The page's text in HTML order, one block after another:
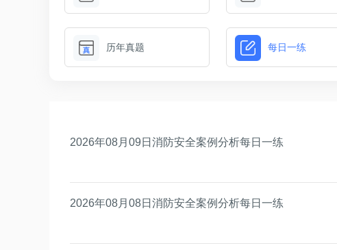
历年真题 每日一练
2026年08月09日消防安全案例分析每日一练
2026年08月08日消防安全案例分析每日一练